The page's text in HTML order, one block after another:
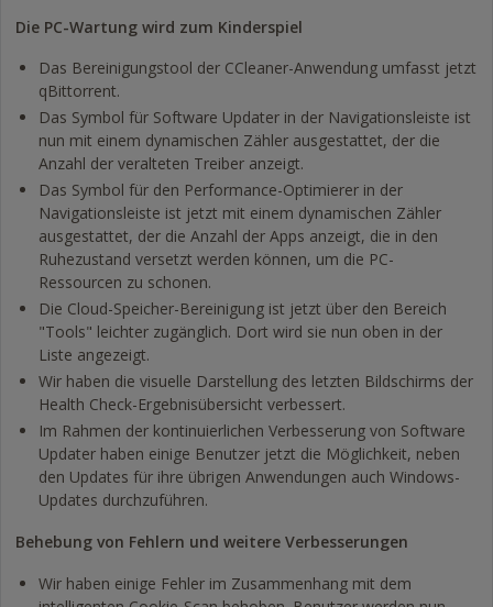
Die PC-Wartung wird zum Kinderspiel
Das Bereinigungstool der CCleaner-Anwendung umfasst jetzt
qBittorrent.
Das Symbol für Software Updater in der Navigationsleiste ist
nun mit einem dynamischen Zähler ausgestattet, der die
Anzahl der veralteten Treiber anzeigt.
Das Symbol für den Performance-Optimierer in der
Navigationsleiste ist jetzt mit einem dynamischen Zähler
ausgestattet, der die Anzahl der Apps anzeigt, die in den
Ruhezustand versetzt werden können, um die PC-
Ressourcen zu schonen.
Die Cloud-Speicher-Bereinigung ist jetzt über den Bereich
"Tools" leichter zugänglich. Dort wird sie nun oben in der
Liste angezeigt.
Wir haben die visuelle Darstellung des letzten Bildschirms der
Health Check-Ergebnisübersicht verbessert.
Im Rahmen der kontinuierlichen Verbesserung von Software
Updater haben einige Benutzer jetzt die Möglichkeit, neben
den Updates für ihre übrigen Anwendungen auch Windows-
Updates durchzuführen.
Behebung von Fehlern und weitere Verbesserungen
Wir haben einige Fehler im Zusammenhang mit dem